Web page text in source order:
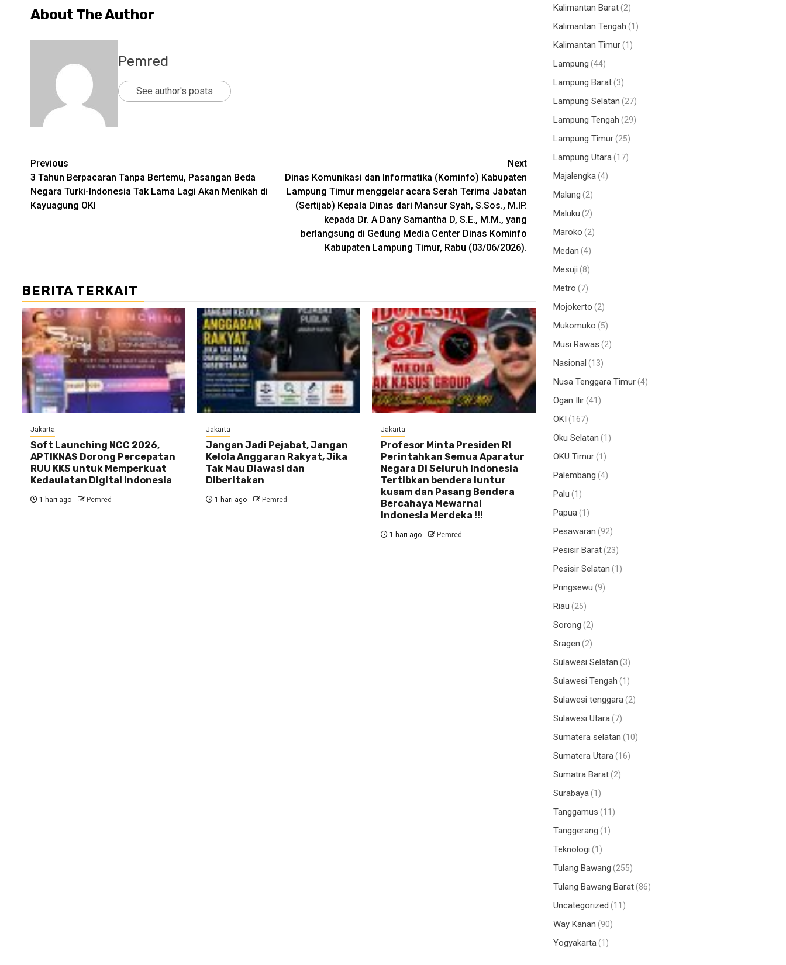
About The Author
Pemred
See author's posts
Post
navigation
Previous
3 Tahun Berpacaran Tanpa Bertemu, Pasangan Beda
Negara Turki-Indonesia Tak Lama Lagi Akan Menikah di
Kayuagung OKI
Next
Dinas Komunikasi dan Informatika (Kominfo) Kabupaten
Lampung Timur menggelar acara Serah Terima Jabatan
(Sertijab) Kepala Dinas dari Mansur Syah, S.Sos., M.IP.
kepada Dr. A Dany Samantha D, S.E., M.M., yang
berlangsung di Gedung Media Center Dinas Kominfo
Kabupaten Lampung Timur, Rabu (03/06/2026).
BERITA TERKAIT
Jakarta
Soft Launching NCC 2026,
APTIKNAS Dorong Percepatan
RUU KKS untuk Memperkuat
Kedaulatan Digital Indonesia
1 hari ago Pemred
Jakarta
Jangan Jadi Pejabat, Jangan
Kelola Anggaran Rakyat, Jika
Tak Mau Diawasi dan
Diberitakan
1 hari ago Pemred
Jakarta
Profesor Minta Presiden RI
Perintahkan Semua Aparatur
Negara Di Seluruh Indonesia
Tertibkan bendera luntur
kusam dan Pasang Bendera
Bercahaya Mewarnai
Indonesia Merdeka !!!
1 hari ago Pemred
Kalimantan Barat(2)
Kalimantan Tengah (1)
Kalimantan Timur(1)
Lampung (44)
Lampung Barat(3)
Lampung Selatan (27)
Lampung Tengah (29)
Lampung Timur(25)
Lampung Utara(17)
Majalengka(4)
Malang (2)
Maluku (2)
Maroko (2)
Medan (4)
Mesuji (8)
Metro (7)
Mojokerto (2)
Mukomuko (5)
Musi Rawas (2)
Nasional (13)
Nusa Tenggara Timur(4)
Ogan Ilir(41)
OKI (167)
Oku Selatan (1)
OKU Timur(1)
Palembang (4)
Palu (1)
Papua(1)
Pesawaran (92)
Pesisir Barat(23)
Pesisir Selatan (1)
Pringsewu (9)
Riau (25)
Sorong (2)
Sragen (2)
Sulawesi Selatan (3)
Sulawesi Tengah (1)
Sulawesi tenggara(2)
Sulawesi Utara(7)
Sumatera selatan (10)
Sumatera Utara(16)
Sumatra Barat(2)
Surabaya(1)
Tanggamus (11)
Tanggerang (1)
Teknologi (1)
Tulang Bawang (255)
Tulang Bawang Barat(86)
Uncategorized (11)
Way Kanan (90)
Yogyakarta(1)